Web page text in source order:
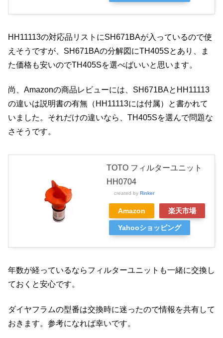
HH11113の対応品リストにSH671BAが入っているので使
えそうですが、SH671BAの分解図にTH405Sとあり、ま
た価格も安いのでTH405Sを選べばいいと思います。
尚、Amazonの商品レビューには、SH671BAとHH11113
の違いは説明書の有無（HH11113には付属）と書かれて
いました。それだけの違いなら、TH405Sを選んで問題な
さそうです。
TOTO フィルターユニット
HH0704
created by Rinker
Amazon 楽天市場
Yahooショッピング
年数が経っているならフィルターユニットも一緒に交換し
ておくと安心です。
ダイヤフラムの型番は交換時に迷ったので情報を共有して
おきます。参考になれば幸いです。